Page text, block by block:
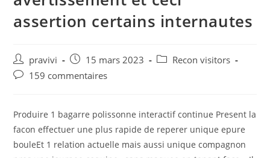
assertion certains internautes
Auteur/autrice
de
pravivi
Post
published:
15 mars 2023
PostRecon visitors
Post159 commentaires
Produire 1 bagarre polissonne interactif continue Present la
facon effectuer une plus rapide de reperer unique epure
bouleEt 1 relation actuelle mais aussi unique compagnon